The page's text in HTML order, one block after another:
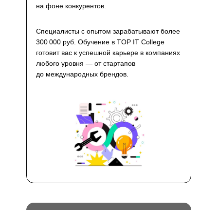
на фоне конкурентов.
Специалисты с опытом зарабатывают более
300 000 руб. Обучение в TOP IT College
готовит вас к успешной карьере в компаниях
любого уровня — от стартапов
до международных брендов.